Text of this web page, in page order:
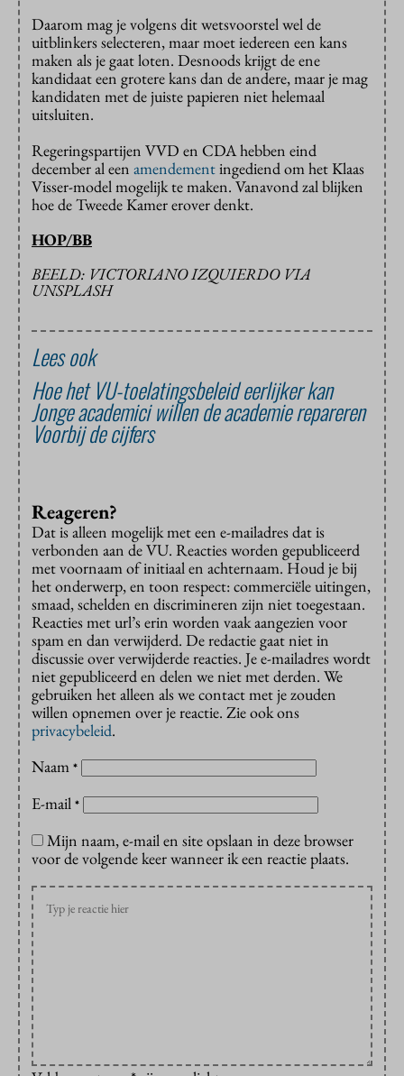
Daarom mag je volgens dit wetsvoorstel wel de
uitblinkers selecteren, maar moet iedereen een kans
maken als je gaat loten. Desnoods krijgt de ene
kandidaat een grotere kans dan de andere, maar je mag
kandidaten met de juiste papieren niet helemaal
uitsluiten.
Regeringspartijen VVD en CDA hebben eind
december al een amendementingediend om het Klaas
Visser-model mogelijk te maken. Vanavond zal blijken
hoe de Tweede Kamer erover denkt.
HOP/BB
BEELD: VICTORIANO IZQUIERDO VIA
UNSPLASH
Lees ook
Hoe het VU-toelatingsbeleid eerlijker kan
Jonge academici willen de academie repareren
Voorbij de cijfers
Reageren?
Dat is alleen mogelijk met een e-mailadres dat is
verbonden aan de VU. Reacties worden gepubliceerd
met voornaam of initiaal en achternaam. Houd je bij
het onderwerp, en toon respect: commerciële uitingen,
smaad, schelden en discrimineren zijn niet toegestaan.
Reacties met url’s erin worden vaak aangezien voor
spam en dan verwijderd. De redactie gaat niet in
discussie over verwijderde reacties. Je e-mailadres wordt
niet gepubliceerd en delen we niet met derden. We
gebruiken het alleen als we contact met je zouden
willen opnemen over je reactie. Zie ook ons
privacybeleid.
Naam *
E-mail *
Mijn naam, e-mail en site opslaan in deze browser
voor de volgende keer wanneer ik een reactie plaats.